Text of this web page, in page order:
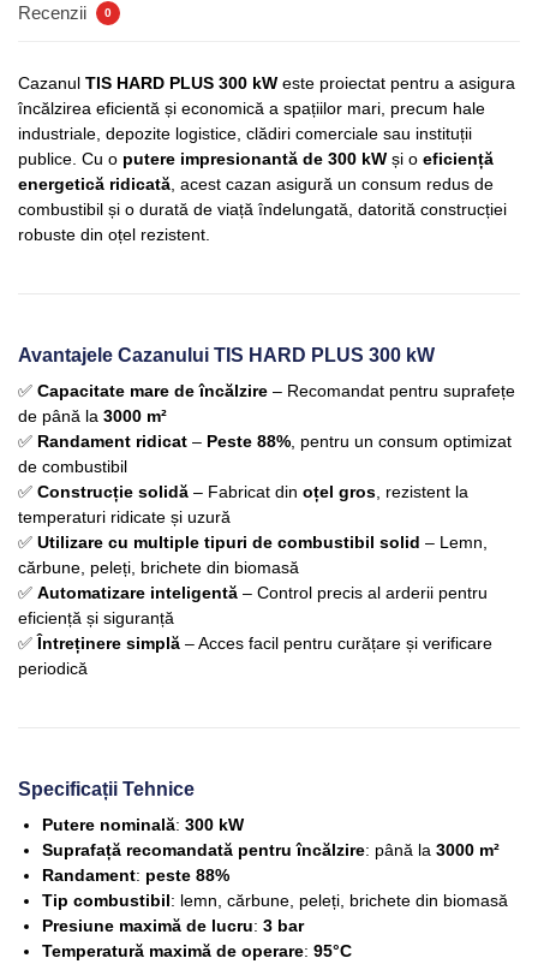
Recenzii 0
Cazanul TIS HARD PLUS 300 kW este proiectat pentru a asigura
încălzirea eficientă și economică a spațiilor mari, precum hale
industriale, depozite logistice, clădiri comerciale sau instituții
publice. Cu o putere impresionantă de 300 kW și o eficiență
energetică ridicată , acest cazan asigură un consum redus de
combustibil și o durată de viață îndelungată, datorită construcției
robuste din oțel rezistent.
Avantajele Cazanului TIS HARD PLUS 300 kW
✅ Capacitate mare de încălzire – Recomandat pentru suprafețe
de până la 3000 m²
✅ Randament ridicat – Peste 88% , pentru un consum optimizat
de combustibil
✅ Construcție solidă – Fabricat din oțel gros , rezistent la
temperaturi ridicate și uzură
✅ Utilizare cu multiple tipuri de combustibil solid – Lemn,
cărbune, peleți, brichete din biomasă
✅ Automatizare inteligentă – Control precis al arderii pentru
eficiență și siguranță
✅ Întreținere simplă – Acces facil pentru curățare și verificare
periodică
Specificații Tehnice
Putere nominală: 300 kW
Suprafață recomandată pentru încălzire: până la 3000 m²
Randament: peste 88%
Tip combustibil: lemn, cărbune, peleți, brichete din biomasă
Presiune maximă de lucru: 3 bar
Temperatură maximă de operare: 95°C